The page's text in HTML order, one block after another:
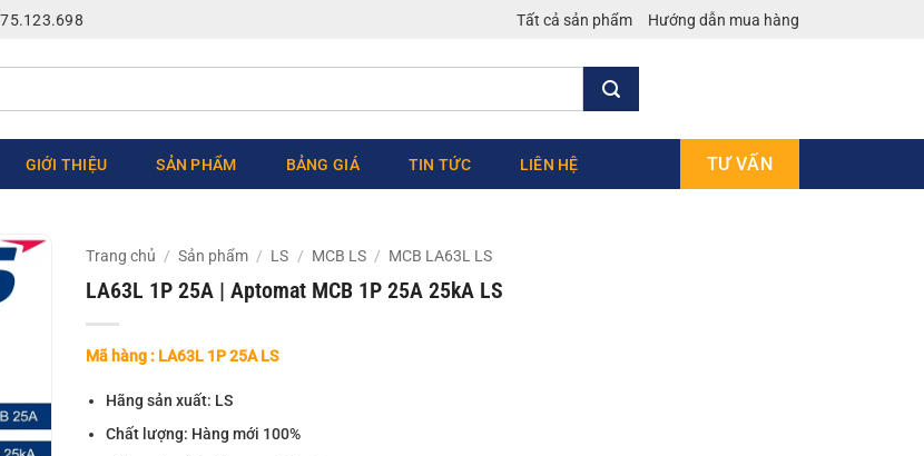
Tất cả sản phẩm Hướng dẫn mua hàng
GIỚI THIỆU SẢN PHẨM BẢNG GIÁ TIN TỨC LIÊN HỆ TƯ VẤN
Trang chủ / Sản phẩm / LS / MCB LS / MCB LA63L LS
LA63L 1P 25A | Aptomat MCB 1P 25A 25kA LS
Mã hàng : LA63L 1P 25A LS
Hãng sản xuất: LS
Chất lượng: Hàng mới 100%